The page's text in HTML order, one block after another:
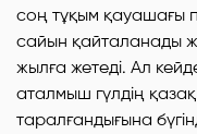
соң тұқым қауашағы
сайын қайталанады
жылға жетеді. Ал
аталмыш гүлдің
таралғандығына